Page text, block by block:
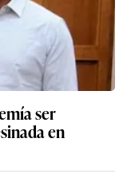
ser
en